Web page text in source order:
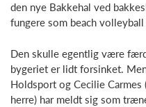
den nye Bakkehal ved
fungere som beach volleyball
Den skulle egentlig være
bygeriet er lidt forsinket.
Holdsport og Cecilie
herre) har meldt sig som